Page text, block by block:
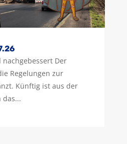
Der
Regelungen zur
Künftig ist aus der
das...